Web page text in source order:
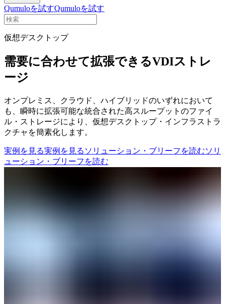
Qumuloを試すQumuloを試す
仮想デスクトップ
需要に合わせて拡張できるVDIストレ
ージ
オンプレミス、クラウド、ハイブリッドのいずれにおいて
も、瞬時に拡張可能な統合された高スループットのファイ
ル・ストレージにより、仮想デスクトップ・インフラストラ
クチャを簡素化します。
実例を見る実例を見る ソリューション・ブリーフを読むソリ
ューション・ブリーフを読む